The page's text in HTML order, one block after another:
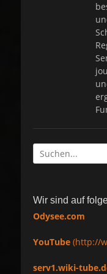
Suche
nach:
Wir sind auf
Odysee.com
YouTube (http://
serv1.wiki-